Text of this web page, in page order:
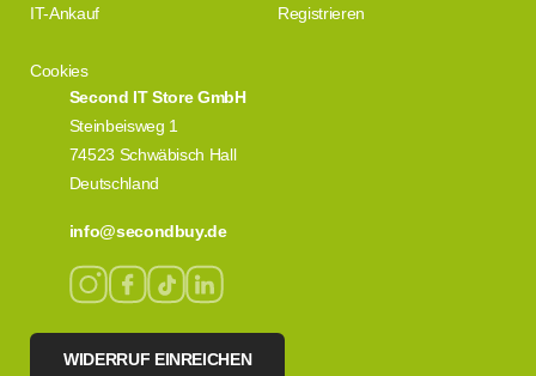
Second IT Store GmbH
Steinbeisweg 1
74523 Schwäbisch Hall
Deutschland
info@secondbuy.de
WIDERRUF EINREICHEN
IT-Ankauf Registrieren
Cookies